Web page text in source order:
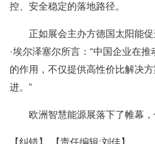
控、安全稳定的落地路径。
正如展会主办方德国太阳能促
·埃尔泽塞尔所言：“中国企业在
的作用，不仅提供高性价比解决
进。”
欧洲智慧能源展落下了帷幕，